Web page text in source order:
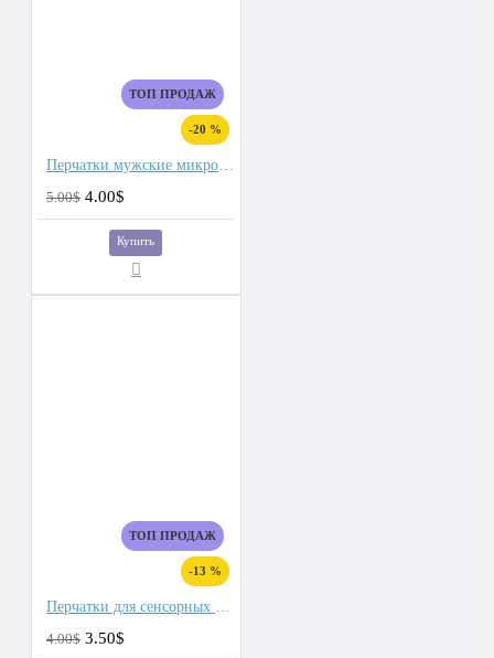
ТОП ПРОДАЖ
-20 %
Перчатки мужские микроволокно со спандекс вставками
5.00$ 4.00$
Купить
ТОП ПРОДАЖ
-13 %
Перчатки для сенсорных экранов мужские флис, подкладка плюш двойной
4.00$ 3.50$